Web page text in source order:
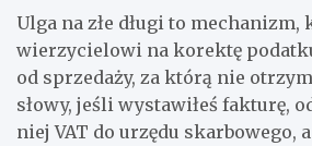
Ulga na złe długi to
wierzycielowi na korektę
od sprzedaży, za którą nie
słowy, jeśli wystawiłeś fakturę,
niej VAT do urzędu skarbowego,